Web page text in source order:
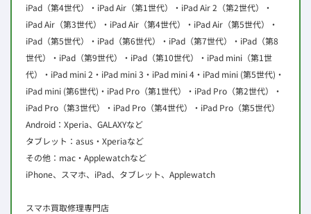
iPad（第4世代）・iPad Air（第1世代）・iPad Air 2（第2世代）・
iPad Air（第3世代）・iPad Air（第4世代）・iPad Air（第5世代）・
iPad（第5世代）・iPad（第6世代）・iPad（第7世代）・iPad（第8
世代）・iPad（第9世代）・iPad（第10世代）・iPad mini（第1世
代）・iPad mini 2・iPad mini 3・iPad mini 4・iPad mini (第5世代)・
iPad mini (第6世代)・iPad Pro（第1世代）・iPad Pro（第2世代）・
iPad Pro（第3世代）・iPad Pro（第4世代）・iPad Pro（第5世代）
Android：Xperia、GALAXYなど
タブレット：asus・Xperiaなど
その他：mac・Applewatchなど
iPhone、スマホ、iPad、タブレット、Applewatch
スマホ買取修理専門店